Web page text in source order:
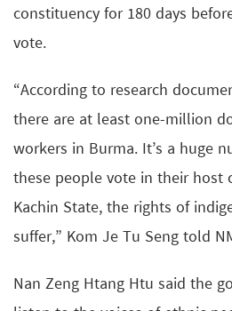
constituency for 180 days
vote.
“According to research
there are at least one-million
workers in Burma. It’s a huge
these people vote in their host
Kachin State, the rights of
suffer,” Kom Je Tu Seng told
Nan Zeng Htang Htu said the